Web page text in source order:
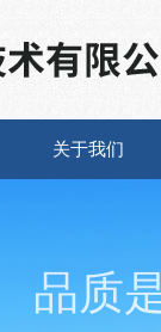
关于我们
品质